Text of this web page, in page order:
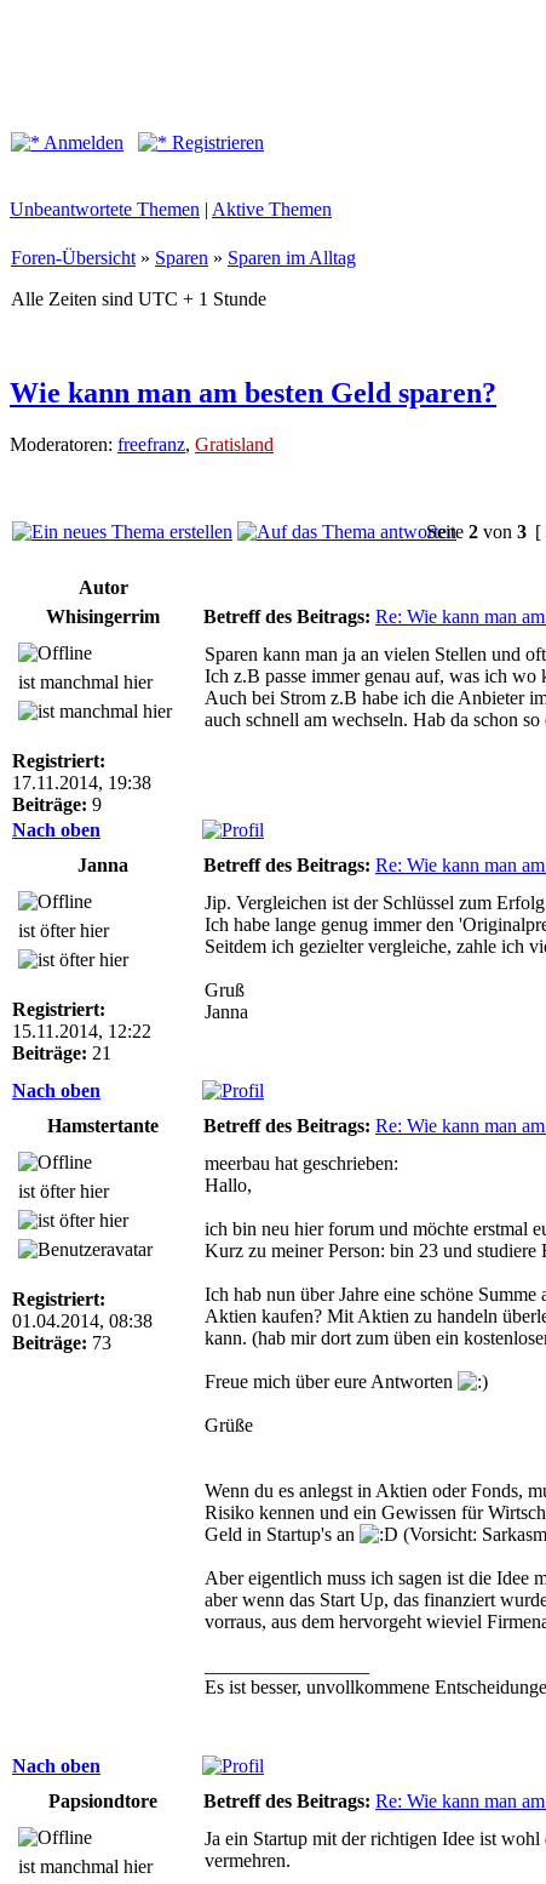
Anmelden
Registrieren
Unbeantwortete Themen | Aktive Themen
Foren-Übersicht » Sparen » Sparen im Alltag
Alle Zeiten sind UTC + 1 Stunde
Wie kann man am besten Geld sparen?
Moderatoren: freefranz, Gratisland
Seite 2 von 3 [
Autor
Whisingerrim
Betreff des Beitrags: Re: Wie kann man
ist manchmal hier
Registriert:
17.11.2014, 19:38
Beiträge: 9
Sparen kann man ja an vielen Stellen und
Ich z.B passe immer genau auf, was ich
Auch bei Strom z.B habe ich die Anbieter
auch schnell am wechseln. Hab da schon so
Nach oben
Janna
Betreff des Beitrags: Re: Wie kann man
ist öfter hier
Registriert:
15.11.2014, 12:22
Beiträge: 21
Jip. Vergleichen ist der Schlüssel zum
Ich habe lange genug immer den
Seitdem ich gezielter vergleiche, zahle ich
Gruß
Janna
Nach oben
Hamstertante
Betreff des Beitrags: Re: Wie kann man
ist öfter hier
Registriert:
01.04.2014, 08:38
Beiträge: 73
meerbau hat geschrieben:
Hallo,
ich bin neu hier forum und möchte erstmal
Kurz zu meiner Person: bin 23 und studiere
Ich hab nun über Jahre eine schöne
Aktien kaufen? Mit Aktien zu handeln
kann. (hab mir dort zum üben ein
Freue mich über eure Antworten
Grüße
Wenn du es anlegst in Aktien oder Fonds,
Risiko kennen und ein Gewissen für
Geld in Startup's an
(Vorsicht:
Aber eigentlich muss ich sagen ist die Idee
aber wenn das Start Up, das finanziert
vorraus, aus dem hervorgeht wieviel
Es ist besser, unvollkommene
Nach oben
Papsiondtore
Betreff des Beitrags: Re: Wie kann man
ist manchmal hier
Ja ein Startup mit der richtigen Idee ist
vermehren.